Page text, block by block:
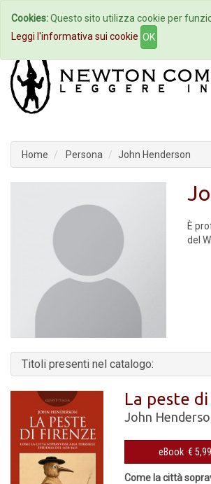
Home Autori
Home Persona John Henderson
È
del
Titoli presenti nel catalogo:
La peste
John
eBook € 5,99
Come la città
Cookies:Questo sito utilizza cookie per
Leggi l'informativa sui cookie OK